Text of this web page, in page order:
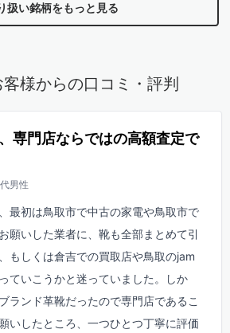
扱い銘柄をもっと見る
様からの口コミ・評判
専門店ならではの高額査定で
男性
最初は鳥取市で中古の家電や鳥取市で
願いした業者に、靴も全部まとめて引
もしくは倉吉での買取店や鳥取のjam
ていこうかと迷っていました。しか
ランド革靴だったので専門店であるこ
いしたところ、一つひとつ丁寧に評価